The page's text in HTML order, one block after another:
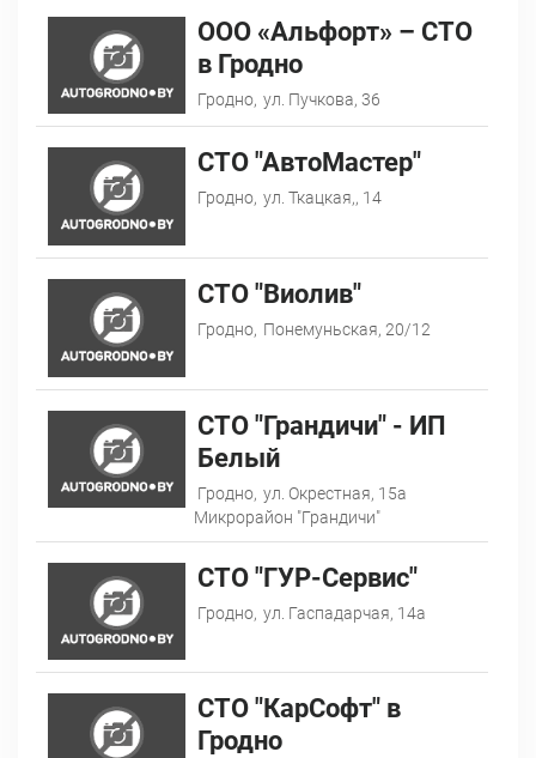
ООО «Альфорт» – СТО
в Гродно
Гродно, ул. Пучкова, 36
СТО "АвтоМастер"
Гродно, ул. Ткацкая,, 14
СТО "Виолив"
Гродно, Понемуньская, 20/12
СТО "Грандичи" - ИП
Белый
Гродно, ул. Окрестная, 15а
Микрорайон "Грандичи"
СТО "ГУР-Сервис"
Гродно, ул. Гаспадарчая, 14а
СТО "КарСофт" в
Гродно